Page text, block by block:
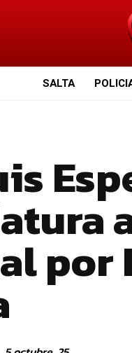
SALTA
por